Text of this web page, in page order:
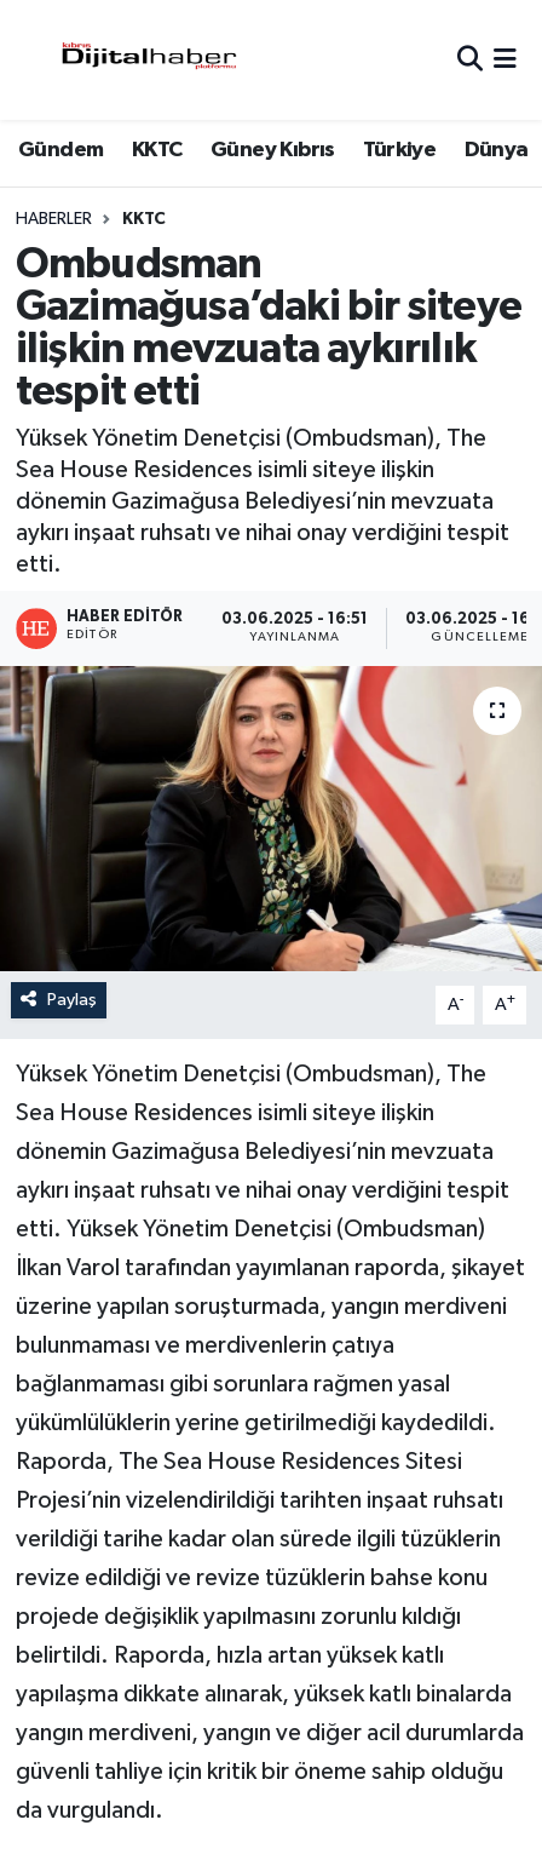
Gündem KKTC Güney Kıbrıs Türkiye Dünya
HABERLER KKTC
Ombudsman
Gazimağusa’daki bir siteye
ilişkin mevzuata aykırılık
tespit etti
Yüksek Yönetim Denetçisi (Ombudsman), The
Sea House Residences isimli siteye ilişkin
dönemin Gazimağusa Belediyesi’nin mevzuata
aykırı inşaat ruhsatı ve nihai onay verdiğini tespit
etti.
HABER EDITÖR
EDITÖR
03.06.2025 - 16:51
YAYINLANMA
03.06.2025 -
GÜNCELLEME
Paylaş A- A+
Yüksek Yönetim Denetçisi (Ombudsman), The
Sea House Residences isimli siteye ilişkin
dönemin Gazimağusa Belediyesi’nin mevzuata
aykırı inşaat ruhsatı ve nihai onay verdiğini tespit
etti. Yüksek Yönetim Denetçisi (Ombudsman)
İlkan Varol tarafından yayımlanan raporda, şikayet
üzerine yapılan soruşturmada, yangın merdiveni
bulunmaması ve merdivenlerin çatıya
bağlanmaması gibi sorunlara rağmen yasal
yükümlülüklerin yerine getirilmediği kaydedildi.
Raporda, The Sea House Residences Sitesi
Projesi’nin vizelendirildiği tarihten inşaat ruhsatı
verildiği tarihe kadar olan sürede ilgili tüzüklerin
revize edildiği ve revize tüzüklerin bahse konu
projede değişiklik yapılmasını zorunlu kıldığı
belirtildi. Raporda, hızla artan yüksek katlı
yapılaşma dikkate alınarak, yüksek katlı binalarda
yangın merdiveni, yangın ve diğer acil durumlarda
güvenli tahliye için kritik bir öneme sahip olduğu
da vurgulandı.
Trafik Durumu
Süper Lig Puan Durumu ve Fikstür
Tüm Manşetler
Son Dakika Haberleri
Haber Arşivi